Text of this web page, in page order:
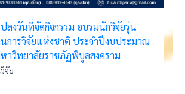
ลงวันที่จัดกิจกรรม อบรมนักวิจัยรุ่น
การวิจัยแห่งชาติ ประจำปีงบประมาณ
าวิทยาลัยราชภัฏพิบูลสงคราม
ย